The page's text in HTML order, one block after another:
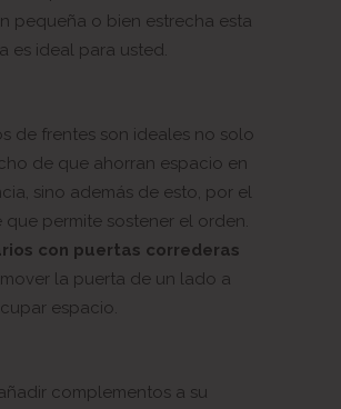
pequeña o bien estrecha esta
es ideal para usted.
de frentes son ideales no solo
de que ahorran espacio en
sino además de esto, por el
permite sostener el orden.
con puertas correderas
la puerta de un lado a
espacio.
complementos a su